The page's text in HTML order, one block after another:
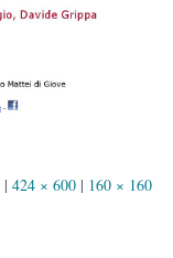
| 424 × 600 | 160 × 160